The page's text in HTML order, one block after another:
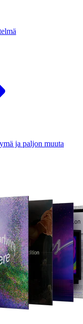
ja paljon muuta